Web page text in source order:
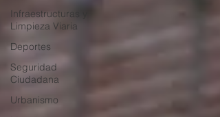
Infraestructuras y
Limpieza Viaria
Deportes
Seguridad
Ciudadana
Urbanismo